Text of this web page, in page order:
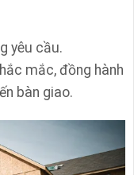
yêu cầu.
mắc, đồng hành
bàn giao.